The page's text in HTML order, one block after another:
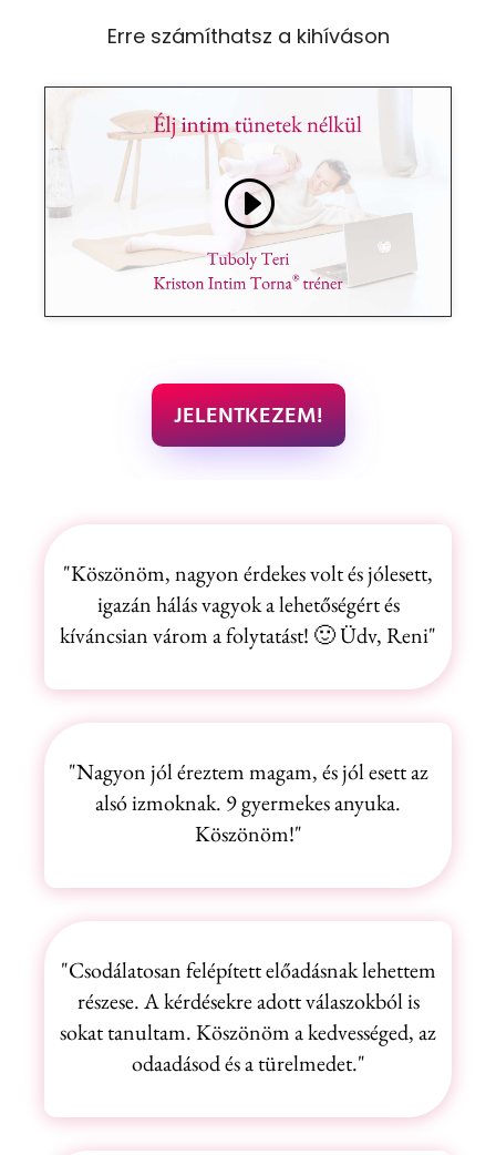
Erre számíthatsz a kihíváson
Kattintson a marketing sütik
elfogadására és a tartalom
engedélyezésére
JELENTKEZEM!
"Köszönöm, nagyon érdekes volt és jólesett,
igazán hálás vagyok a lehetőségért és
kíváncsian várom a folytatást! 🙂 Üdv, Reni"
"Nagyon jól éreztem magam, és jól esett az
alsó izmoknak. 9 gyermekes anyuka.
Köszönöm!"
"Csodálatosan felépített előadásnak lehettem
részese. A kérdésekre adott válaszokból is
sokat tanultam. Köszönöm a kedvességed, az
odaadásod és a türelmedet."